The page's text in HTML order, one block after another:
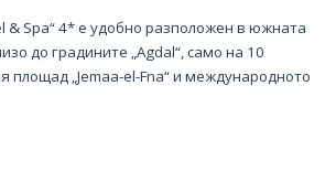
& Spa“ 4* е удобно разположен в южната
до градините „Agdal“, само на 10
площад „Jemaa-el-Fna“ и международното